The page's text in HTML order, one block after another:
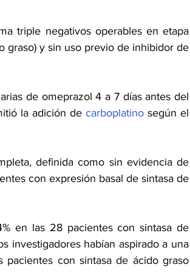
triple negativos operables en etapa
graso) y sin uso previo de inhibidor de
de omeprazol 4 a 7 días antes del
la adición de carboplatino según el
definida como sin evidencia de
con expresión basal de sintasa de
en las 28 pacientes con sintasa de
investigadores habían aspirado a una
con sintasa de ácido graso